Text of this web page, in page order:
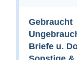
Gebraucht
Briefe u.